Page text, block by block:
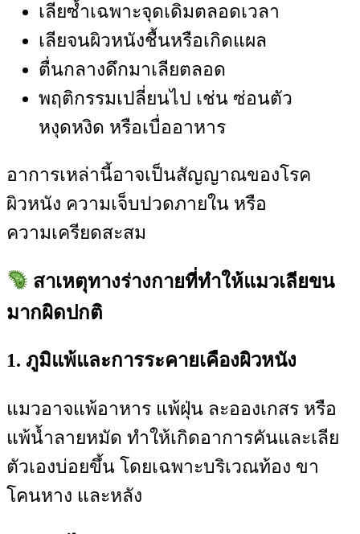
เลียซ้ำเฉพาะจุดเดิมตลอดเวลา
เลียจนผิวหนังชื้นหรือเกิดแผล
ตื่นกลางดึกมาเลียตลอด
พฤติกรรมเปลี่ยนไป เช่น ซ่อนตัว
หงุดหงิด หรือเบื่ออาหาร
อาการเหล่านี้อาจเป็นสัญญาณของโรค
ผิวหนัง ความเจ็บปวดภายใน หรือ
ความเครียดสะสม
สาเหตุทางร่างกายที่ทำให้แมวเลียขน
มากผิดปกติ
1. ภูมิแพ้และการระคายเคืองผิวหนัง
แมวอาจแพ้อาหาร แพ้ฝุ่น ละอองเกสร หรือ
แพ้น้ำลายหมัด ทำให้เกิดอาการคันและเลีย
ตัวเองบ่อยขึ้น โดยเฉพาะบริเวณท้อง ขา
โคนหาง และหลัง